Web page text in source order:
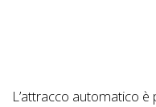
L’attracco automatico